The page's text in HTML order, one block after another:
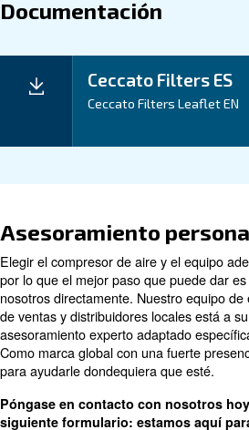
Especificaciones
Mantenimiento
Los filtros de línea 2-425
minimizar las pérdidas y
proporcionando aire
se traduce en unamayor
tiempo de inactividad y una
Los dispositivos opcionales
indicadores o manómetros, le
rendimiento óptimo.